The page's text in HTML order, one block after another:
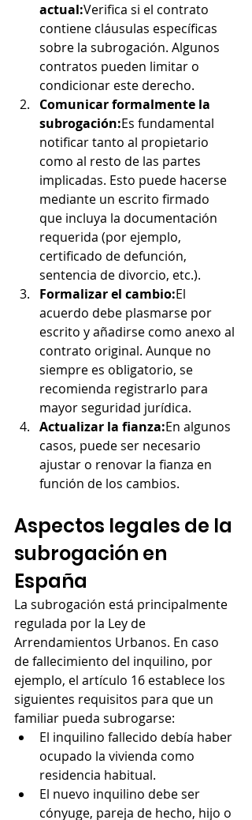
actual:Verifica si el contrato
contiene cláusulas específicas
sobre la subrogación. Algunos
contratos pueden limitar o
condicionar este derecho.
Comunicar formalmente la
subrogación:Es fundamental
notificar tanto al propietario
como al resto de las partes
implicadas. Esto puede hacerse
mediante un escrito firmado
que incluya la documentación
requerida (por ejemplo,
certificado de defunción,
sentencia de divorcio, etc.).
Formalizar el cambio:El
acuerdo debe plasmarse por
escrito y añadirse como anexo al
contrato original. Aunque no
siempre es obligatorio, se
recomienda registrarlo para
mayor seguridad jurídica.
Actualizar la fianza:En algunos
casos, puede ser necesario
ajustar o renovar la fianza en
función de los cambios.
Aspectos legales de la
subrogación en
España
La subrogación está principalmente
regulada por la Ley de
Arrendamientos Urbanos. En caso
de fallecimiento del inquilino, por
ejemplo, el artículo 16 establece los
siguientes requisitos para que un
familiar pueda subrogarse:
El inquilino fallecido debía haber
ocupado la vivienda como
residencia habitual.
El nuevo inquilino debe ser
cónyuge, pareja de hecho, hijo o